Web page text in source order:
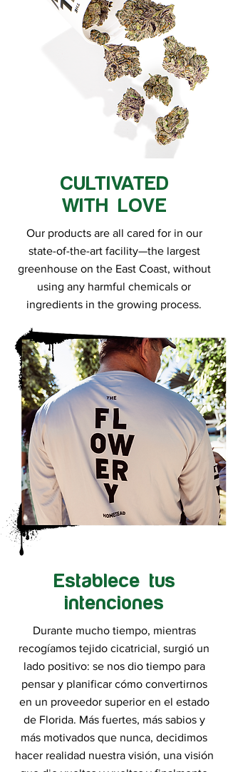
CULTIVATED
WITH LOVE
Our products are all cared for in our
state-of-the-art facility—the largest
greenhouse on the East Coast, without
using any harmful chemicals or
ingredients in the growing process.
Establece tus
intenciones
Durante mucho tiempo, mientras
recogíamos tejido cicatricial, surgió un
lado positivo: se nos dio tiempo para
pensar y planificar cómo convertirnos
en un proveedor superior en el estado
de Florida. Más fuertes, más sabios y
más motivados que nunca, decidimos
hacer realidad nuestra visión, una visión